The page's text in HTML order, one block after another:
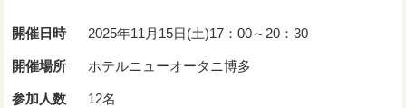
開催日時 2025年11月15日(土)17：00～20：30
開催場所 ホテルニューオータニ博多
参加人数 12名